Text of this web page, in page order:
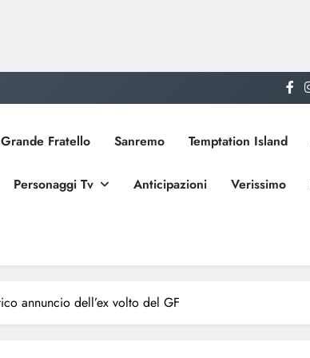
Grande Fratello Sanremo Temptation Island
Personaggi Tv Anticipazioni Verissimo
annuncio dell’ex volto del GF